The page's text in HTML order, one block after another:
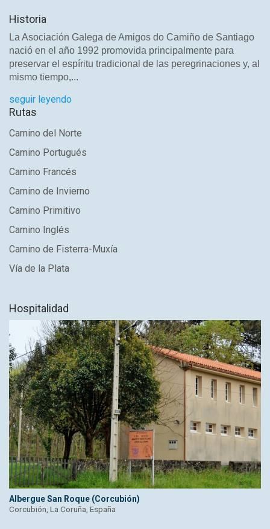
Historia
La Asociación Galega de Amigos do Camiño de Santiago
nació en el año 1992 promovida principalmente para
preservar el espíritu tradicional de las peregrinaciones y, al
mismo tiempo,...
seguir leyendo
Rutas
Camino del Norte
Camino Portugués
Camino Francés
Camino de Invierno
Camino Primitivo
Camino Inglés
Camino de Fisterra-Muxía
Vía de la Plata
Hospitalidad
Albergue San Roque (Corcubión)
Corcubión, La Coruña, España